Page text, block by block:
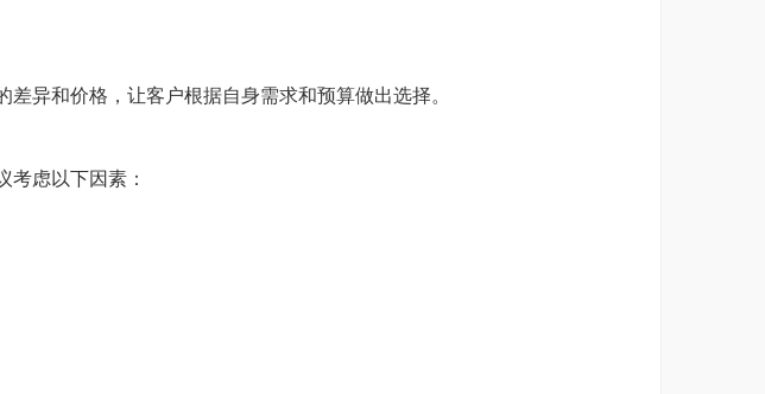
异和价格，让客户根据自身需求和预算做出选择。
考虑以下因素：